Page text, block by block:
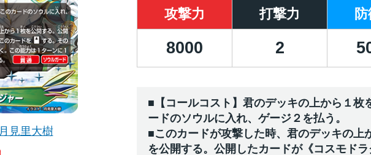
月見里大樹
攻撃力 打撃力
8000 2
■【コールコスト】君のデッキの上から１枚
ードのソウルに入れ、ゲージ２を払う。
■このカードが攻撃した時、君のデッキの上
を公開する。公開したカードが《コスモドラ